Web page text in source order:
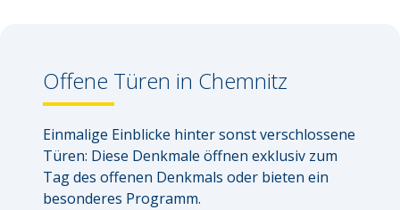
Offene Türen in Chemnitz
Einmalige Einblicke hinter sonst verschlossene
Türen: Diese Denkmale öffnen exklusiv zum
Tag des offenen Denkmals oder bieten ein
besonderes Programm.